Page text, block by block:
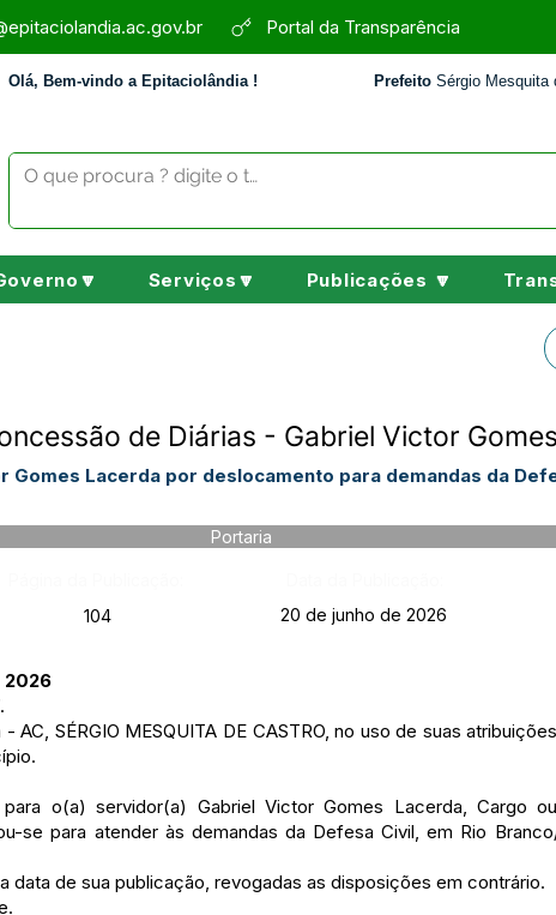
Portal da Transparência
Olá, Bem-vindo a Epitaciolândia ! Prefeito Sérgio Mesquita
Serviços🔽 Publicações 🔽
de Diárias - Gabriel Victor
Gomes Lacerda por deslocamento para demandas da
Portaria
104 20 de junho de 2026
2026
AC, SÉRGIO MESQUITA DE CASTRO, no uso de suas
o(a) servidor(a) Gabriel Victor Gomes Lacerda, Cargo
se para atender às demandas da Defesa Civil, em Rio
data de sua publicação, revogadas as disposições em contrário.